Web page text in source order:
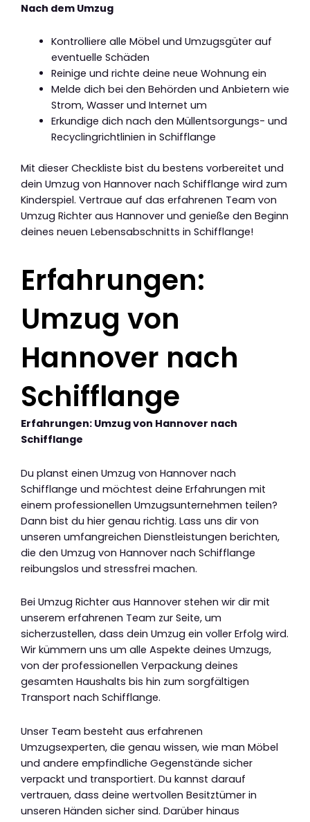
Nach dem Umzug
Kontrolliere alle Möbel und Umzugsgüter auf
eventuelle Schäden
Reinige und richte deine neue Wohnung ein
Melde dich bei den Behörden und Anbietern wie
Strom, Wasser und Internet um
Erkundige dich nach den Müllentsorgungs- und
Recyclingrichtlinien in Schifflange
Mit dieser Checkliste bist du bestens vorbereitet und
dein Umzug von Hannover nach Schifflange wird zum
Kinderspiel. Vertraue auf das erfahrenen Team von
Umzug Richter aus Hannover und genieße den Beginn
deines neuen Lebensabschnitts in Schifflange!
Erfahrungen:
Umzug von
Hannover nach
Schifflange
Erfahrungen: Umzug von Hannover nach
Schifflange
Du planst einen Umzug von Hannover nach
Schifflange und möchtest deine Erfahrungen mit
einem professionellen Umzugsunternehmen teilen?
Dann bist du hier genau richtig. Lass uns dir von
unseren umfangreichen Dienstleistungen berichten,
die den Umzug von Hannover nach Schifflange
reibungslos und stressfrei machen.
Bei Umzug Richter aus Hannover stehen wir dir mit
unserem erfahrenen Team zur Seite, um
sicherzustellen, dass dein Umzug ein voller Erfolg wird.
Wir kümmern uns um alle Aspekte deines Umzugs,
von der professionellen Verpackung deines
gesamten Haushalts bis hin zum sorgfältigen
Transport nach Schifflange.
Unser Team besteht aus erfahrenen
Umzugsexperten, die genau wissen, wie man Möbel
und andere empfindliche Gegenstände sicher
verpackt und transportiert. Du kannst darauf
vertrauen, dass deine wertvollen Besitztümer in
unseren Händen sicher sind. Darüber hinaus